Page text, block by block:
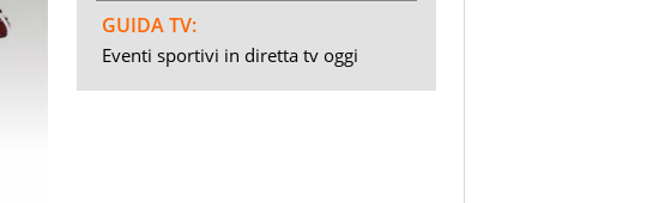
GUIDA TV:
Eventi sportivi in diretta tv oggi